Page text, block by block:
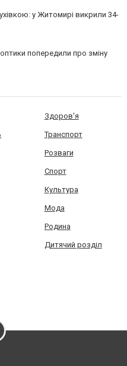
у Житомирі викрили 34-
попередили про зміну
Здоров'я
Транспорт
Розваги
Спорт
Культура
Мода
Родина
Дитячий розділ